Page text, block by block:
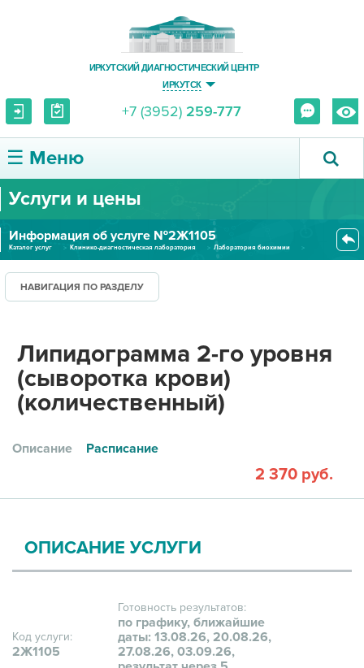
ИРКУТСКИЙ ДИАГНОСТИЧЕСКИЙ ЦЕНТР
ИРКУТСК
+7 (3952) 259-777
☰ Меню
О ЦЕНТРЕ
УСЛУГИ И ЦЕНЫ
ПАЦИЕНТУ
ПРАВОВАЯ ИНФОРМАЦИЯ
Услуги и цены
Информация об услуге №2Ж1105
Каталог услуг Клинико-диагностическая лаборатория
Лаборатория биохимии
НАВИГАЦИЯ ПО РАЗДЕЛУ
Липидограмма 2-го уровня
(сыворотка крови)
(количественный)
Описание Расписание
2 370 руб.
ОПИСАНИЕ УСЛУГИ
Код услуги:
2Ж1105
Готовность результатов:
по графику, ближайшие
даты: 13.08.26, 20.08.26,
27.08.26, 03.09.26,